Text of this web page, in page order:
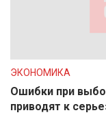
ЭКОНОМИКА
Ошибки при
приводят к